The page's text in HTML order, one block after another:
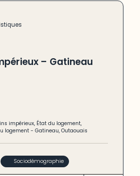
– Gatineau
impérieux, État du logement,
logement -Gatineau,Outaouais
Sociodémographie